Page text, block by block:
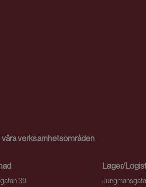
verksamhetsområden
39
Lager/